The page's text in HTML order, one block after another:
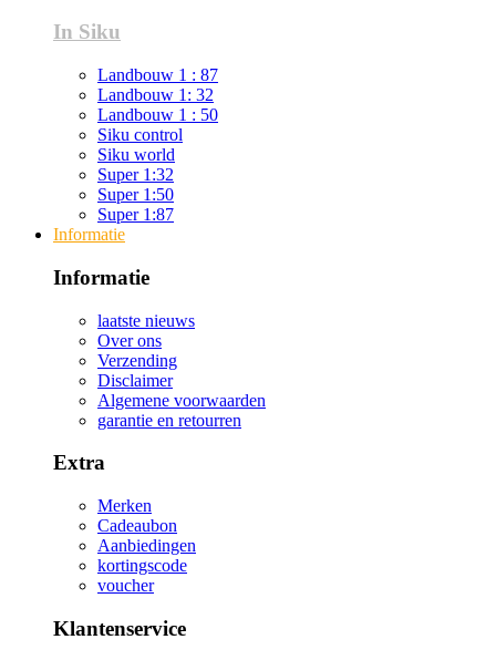
In Siku
Landbouw 1 : 87
Landbouw 1: 32
Landbouw 1 : 50
Siku control
Siku world
Super 1:32
Super 1:50
Super 1:87
Informatie
Informatie
laatste nieuws
Over ons
Verzending
Disclaimer
Algemene voorwaarden
garantie en retourren
Extra
Merken
Cadeaubon
Aanbiedingen
kortingscode
voucher
Klantenservice